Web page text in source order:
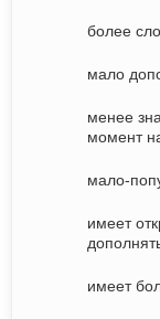
более
мало
менее
момент
мало-
имеет
имеет